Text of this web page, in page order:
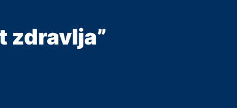
zdravlja”